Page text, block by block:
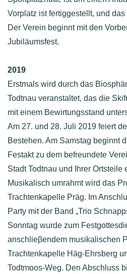
Vorplatz ist fertiggestellt, und
Der Verein beginnt mit den
Jubiläumsfest.
2019
Erstmals wird durch das
Todtnau veranstaltet, das die
mit einem Bewirtungsstand
Am 27. und 28. Juli 2019 feiert
Bestehen. Am Samstag beginnt
Festakt zu dem befreundete
Stadt Todtnau und Ihrer Ortsteile
Musikalisch umrahmt wird das
Trachtenkapelle Präg. Im
Party mit der Band „Trio
Sonntag wurde zum
anschlieβendem musikalischen
Trachtenkapelle Häg-Ehrsberg
Todtmoos-Weg. Den Abschluss